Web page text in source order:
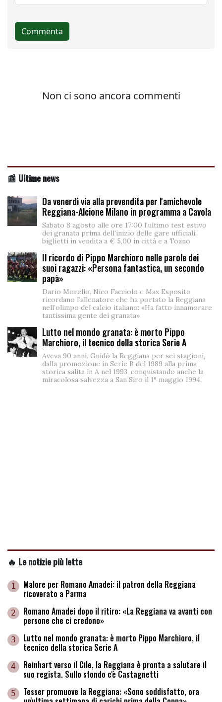
📰 Ultime news
Da venerdì via alla prevendita per l'amichevole
Reggiana-Alcione Milano in programma a Cavola
Sabato 8 agosto alle ore 17:00 l'ultimo test estivo
dei granata prima dell'inizio delle gare ufficiali:
biglietti in vendita a € 5,00 in città e a Toano
Il ricordo di Pippo Marchioro nelle parole dei
suoi ragazzi: «Persona fantastica, un secondo
papà»
Dario Morello, Nico Facciolo e Max Esposito
ricordano l’allenatore che ha portato la Reggiana
nell’olimpo del calcio italiano: «Ha fatto innamorare
tantissima gente dei granata»
Lutto nel mondo granata: è morto Pippo
Marchioro, il tecnico della storica Serie A
Aveva 90 anni. Guidò la Reggiana per sei stagioni,
dalla promozione in Serie B del 1989 alla prima
storica salita in A nel 1993, conquistando anche la
miracolosa salvezza a San Siro il 1° maggio 1994.
🔥 Le notizie più lette
1 Malore per Romano Amadei: il patron della Reggiana
ricoverato a Parma
2 Romano Amadei dopo il ritiro: «La Reggiana va avanti con
persone che ci credono»
3 Lutto nel mondo granata: è morto Pippo Marchioro, il
tecnico della storica Serie A
4 Reinhart verso il Cile, la Reggiana è pronta a salutare il
suo regista. Sullo sfondo c'è Castagnetti
5 Tesser promuove la Reggiana: «Sono soddisfatto, ora